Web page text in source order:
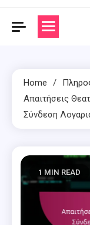
Home
Απαιτήσεις
Σύνδεση
1 MIN READ